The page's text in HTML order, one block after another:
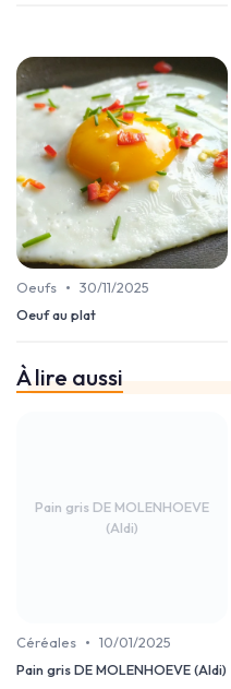
Oeufs • 30/11/2025
Oeuf au plat
À lire aussi
Pain gris DE MOLENHOEVE
(Aldi)
Céréales • 10/01/2025
Pain gris DE MOLENHOEVE (Aldi)